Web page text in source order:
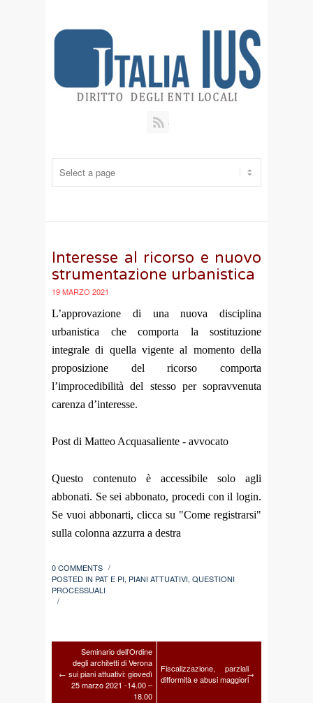
Interesse al ricorso e nuovo
strumentazione urbanistica
19 MARZO 2021
L’approvazione di una nuova disciplina
urbanistica che comporta la sostituzione
integrale di quella vigente al momento della
proposizione del ricorso comporta
l’improcedibilità del stesso per sopravvenuta
carenza d’interesse.
Post di Matteo Acquasaliente - avvocato
Questo contenuto è accessibile solo agli
abbonati. Se sei abbonato, procedi con il login.
Se vuoi abbonarti, clicca su "Come registrarsi"
sulla colonna azzurra a destra
0 COMMENTS /
POSTED IN PAT E PI, PIANI ATTUATIVI,QUESTIONI
PROCESSUALI
/
←
Seminario dell’Ordine
degli architetti di Verona
sui piani attuativi: giovedì
25 marzo 2021 -14.00 –
18.00
Fiscalizzazione, parziali
difformità e abusi maggiori→